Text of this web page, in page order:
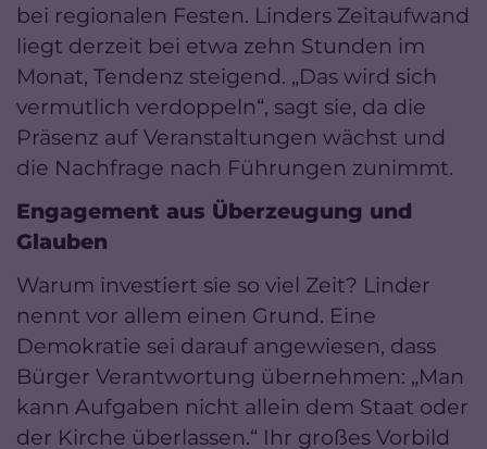
bei regionalen Festen. Linders Zeitaufwand
liegt derzeit bei etwa zehn Stunden im
Monat, Tendenz steigend. „Das wird sich
vermutlich verdoppeln“, sagt sie, da die
Präsenz auf Veranstaltungen wächst und
die Nachfrage nach Führungen zunimmt.
Engagement aus Überzeugung und
Glauben
Warum investiert sie so viel Zeit? Linder
nennt vor allem einen Grund. Eine
Demokratie sei darauf angewiesen, dass
Bürger Verantwortung übernehmen: „Man
kann Aufgaben nicht allein dem Staat oder
der Kirche überlassen.“ Ihr großes Vorbild